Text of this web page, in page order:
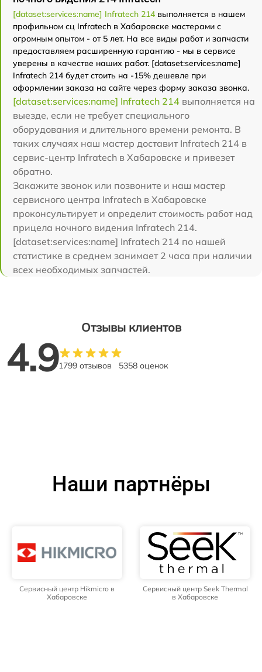
[dataset:services:name] Infratech 214 выполняется в нашем
профильном сц Infratech в Хабаровске мастерами с
огромным опытом - от 5 лет. На все виды работ и запчасти
предоставляем расширенную гарантию - мы в сервисе
уверены в качестве наших работ. [dataset:services:name]
Infratech 214 будет стоить на -15% дешевле при
оформлении заказа на сайте через форму заказа звонка.
[dataset:services:name] Infratech 214 выполняется на
выезде, если не требует специального
оборудования и длительного времени ремонта. В
таких случаях наш мастер доставит Infratech 214 в
сервис-центр Infratech в Хабаровске и привезет
обратно.
Закажите звонок или позвоните и наш мастер
сервисного центра Infratech в Хабаровске
проконсультирует и определит стоимость работ над
прицела ночного видения Infratech 214.
[dataset:services:name] Infratech 214 по нашей
статистике в среднем занимает 2 часа при наличии
всех необходимых запчастей.
Отзывы клиентов
4.91799 отзывов 5358 оценок
Наши партнёры
Сервисный центр Hikmicro в
Хабаровске
Сервисный центр Seek Thermal
в Хабаровске